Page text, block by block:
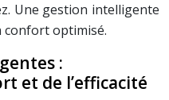
Une gestion intelligente
optimisé.
:
et de l’efficacité